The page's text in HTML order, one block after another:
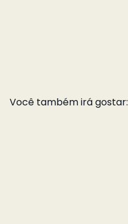
Você também irá gostar: